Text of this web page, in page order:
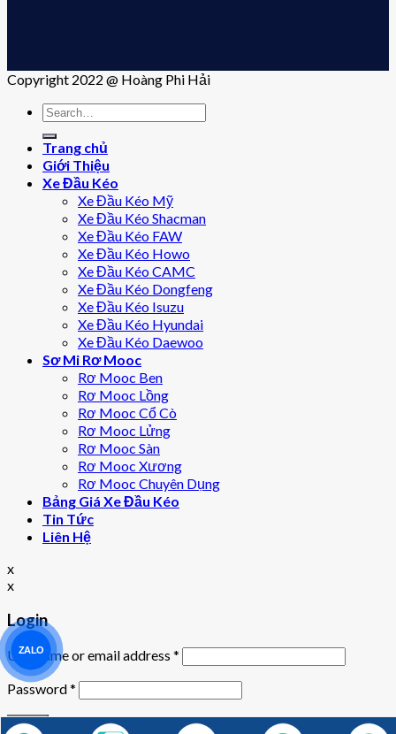
Copyright 2022 @ Hoàng Phi Hải
Trang chủ
Giới Thiệu
Xe Đầu Kéo
Xe Đầu Kéo Mỹ
Xe Đầu Kéo Shacman
Xe Đầu Kéo FAW
Xe Đầu Kéo Howo
Xe Đầu Kéo CAMC
Xe Đầu Kéo Dongfeng
Xe Đầu Kéo Isuzu
Xe Đầu Kéo Hyundai
Xe Đầu Kéo Daewoo
Sơ Mi Rơ Mooc
Rơ Mooc Ben
Rơ Mooc Lồng
Rơ Mooc Cổ Cò
Rơ Mooc Lửng
Rơ Mooc Sàn
Rơ Mooc Xương
Rơ Mooc Chuyên Dụng
Bảng Giá Xe Đầu Kéo
Tin Tức
Liên Hệ
x
x
Login
Username or email address *
Password*
Remember me
ZALO